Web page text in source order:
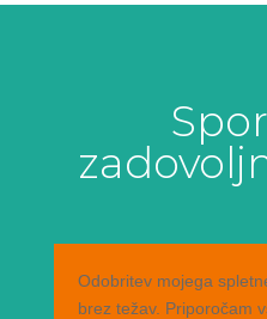
Odobritev mojega
brez težav. Priporočam